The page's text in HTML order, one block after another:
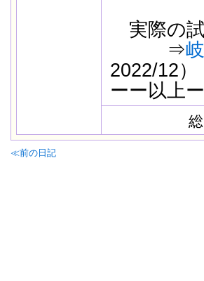
実際の
⇒
2022/12）
ーー以上
≪前の日記